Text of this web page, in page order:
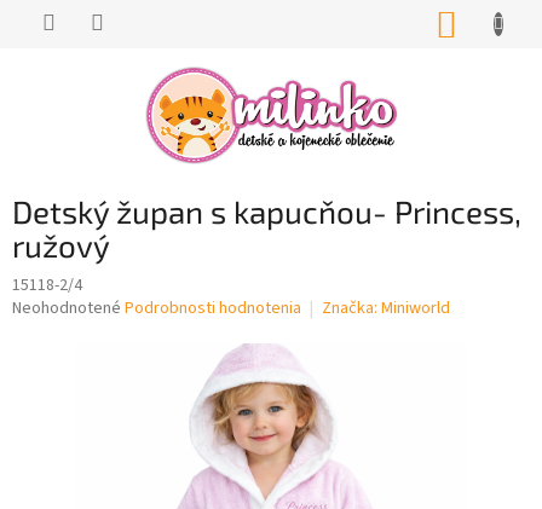
Detský župan s kapucňou- Princess,
ružový
15118-2/4
Priemerné
Neohodnotené Podrobnosti hodnotenia Značka: Miniworld